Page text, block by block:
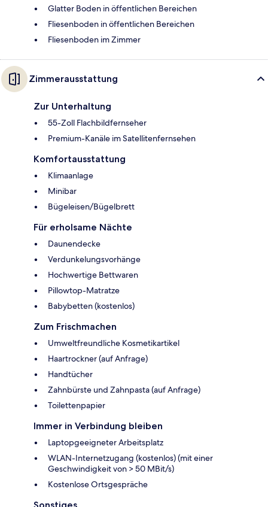
Glatter Boden in öffentlichen Bereichen
Fliesenboden in öffentlichen Bereichen
Fliesenboden im Zimmer
Zimmerausstattung
Zur Unterhaltung
55-Zoll Flachbildfernseher
Premium-Kanäle im Satellitenfernsehen
Komfortausstattung
Klimaanlage
Minibar
Bügeleisen/Bügelbrett
Für erholsame Nächte
Daunendecke
Verdunkelungsvorhänge
Hochwertige Bettwaren
Pillowtop-Matratze
Babybetten (kostenlos)
Zum Frischmachen
Umweltfreundliche Kosmetikartikel
Haartrockner (auf Anfrage)
Handtücher
Zahnbürste und Zahnpasta (auf Anfrage)
Toilettenpapier
Immer in Verbindung bleiben
Laptopgeeigneter Arbeitsplatz
WLAN-Internetzugang (kostenlos) (mit einer
Geschwindigkeit von > 50 MBit/s)
Kostenlose Ortsgespräche